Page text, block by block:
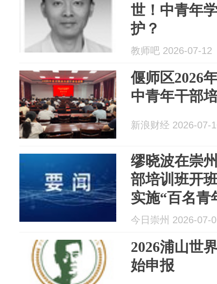
世！中青年
护？
教师吧 2026-07-12
偃师区2026
中青年干部
新浪财经 2026-07-
缪晓波在崇
部培训班开
实施“百名青
为“县市新城
今日崇州 2026-07-
2026浦山世
始申报